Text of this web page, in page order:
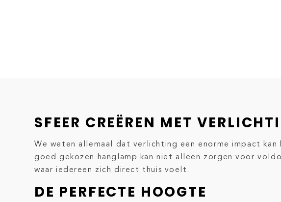
SFEER CREËREN MET
We weten allemaal dat verlichting een enorme impact
goed gekozen hanglamp kan niet alleen zorgen voor
waar iedereen zich direct thuis voelt.
DE PERFECTE HOOGTE